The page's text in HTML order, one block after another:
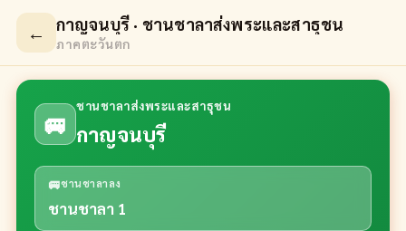
← กาญจนบุรี · ชานชาลาส่งพระและสาธุชน
ภาคตะวันตก
🚐
ชานชาลาส่งพระและสาธุชน
กาญจนบุรี
🚐ชานชาลาลง
ชานชาลา 1